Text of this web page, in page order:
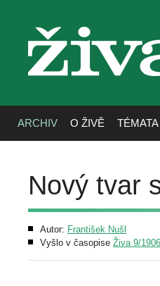
živa
ARCHIV O ŽIVĚ TÉMATA
Nový tvar
Autor: František Nušl
Vyšlo v časopise Živa 9/1906